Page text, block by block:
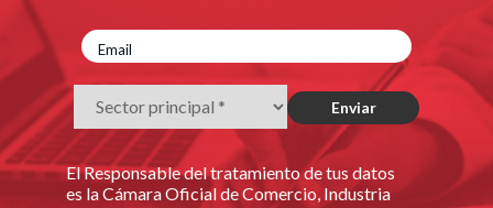
El Responsable del tratamiento de tus datos
es la Cámara Oficial de Comercio, Industria